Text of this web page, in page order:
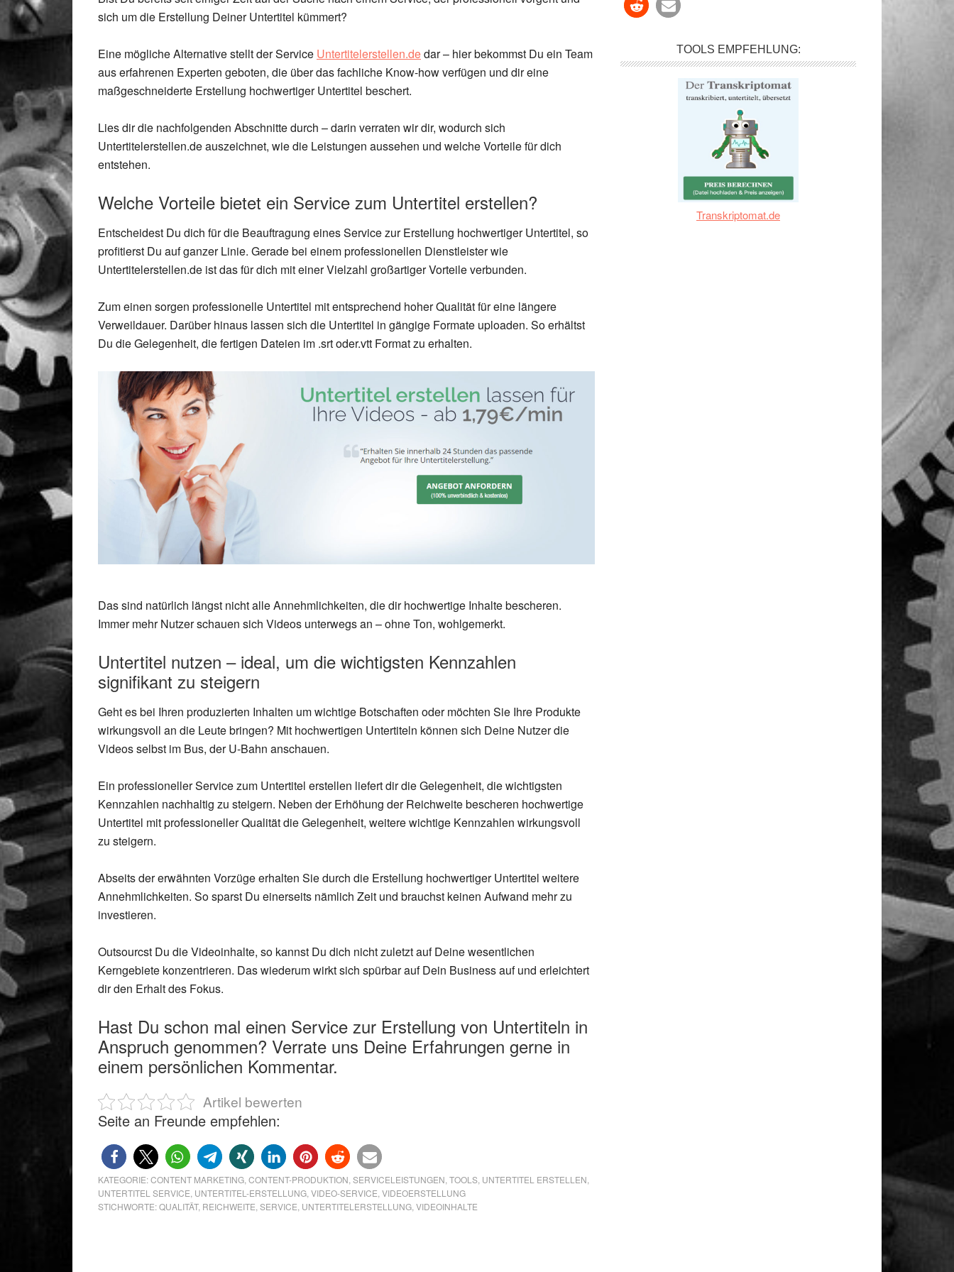
sich um die Erstellung Deiner Untertitel kümmert?
Eine mögliche Alternative stellt der Service Untertitelerstellen.dedar – hier bekommst Du ein Team
aus erfahrenen Experten geboten, die über das fachliche Know-how verfügen und dir eine
maßgeschneiderte Erstellung hochwertiger Untertitel beschert.
Lies dir die nachfolgenden Abschnitte durch – darin verraten wir dir, wodurch sich
Untertitelerstellen.de auszeichnet, wie die Leistungen aussehen und welche Vorteile für dich
entstehen.
Welche Vorteile bietet ein Service zum Untertitel erstellen?
Entscheidest Du dich für die Beauftragung eines Service zur Erstellung hochwertiger Untertitel, so
profitierst Du auf ganzer Linie. Gerade bei einem professionellen Dienstleister wie
Untertitelerstellen.de ist das für dich mit einer Vielzahl großartiger Vorteile verbunden.
Zum einen sorgen professionelle Untertitel mit entsprechend hoher Qualität für eine längere
Verweildauer. Darüber hinaus lassen sich die Untertitel in gängige Formate uploaden. So erhältst
Du die Gelegenheit, die fertigen Dateien im .srt oder.vtt Format zu erhalten.
Das sind natürlich längst nicht alle Annehmlichkeiten, die dir hochwertige Inhalte bescheren.
Immer mehr Nutzer schauen sich Videos unterwegs an – ohne Ton, wohlgemerkt.
Untertitel nutzen – ideal, um die wichtigsten Kennzahlen
signifikant zu steigern
Geht es bei Ihren produzierten Inhalten um wichtige Botschaften oder möchten Sie Ihre Produkte
wirkungsvoll an die Leute bringen? Mit hochwertigen Untertiteln können sich Deine Nutzer die
Videos selbst im Bus, der U-Bahn anschauen.
Ein professioneller Service zum Untertitel erstellen liefert dir die Gelegenheit, die wichtigsten
Kennzahlen nachhaltig zu steigern. Neben der Erhöhung der Reichweite bescheren hochwertige
Untertitel mit professioneller Qualität die Gelegenheit, weitere wichtige Kennzahlen wirkungsvoll
zu steigern.
Abseits der erwähnten Vorzüge erhalten Sie durch die Erstellung hochwertiger Untertitel weitere
Annehmlichkeiten. So sparst Du einerseits nämlich Zeit und brauchst keinen Aufwand mehr zu
investieren.
Outsourcst Du die Videoinhalte, so kannst Du dich nicht zuletzt auf Deine wesentlichen
Kerngebiete konzentrieren. Das wiederum wirkt sich spürbar auf Dein Business auf und erleichtert
dir den Erhalt des Fokus.
Hast Du schon mal einen Service zur Erstellung von Untertiteln in
Anspruch genommen? Verrate uns Deine Erfahrungen gerne in
einem persönlichen Kommentar.
Artikel bewerten
Seite an Freunde empfehlen:
KATEGORIE:CONTENT MARKETING CONTENT-PRODUKTION SERVICELEISTUNGEN TOOLS UNTERTITEL ERSTELLEN
UNTERTITEL SERVICE UNTERTITEL-ERSTELLUNG VIDEO-SERVICE VIDEOERSTELLUNG
STICHWORTE:QUALITÄT, REICHWEITE SERVICE UNTERTITELERSTELLUNG VIDEOINHALTE
TOOLS EMPFEHLUNG:
Transkriptomat.de